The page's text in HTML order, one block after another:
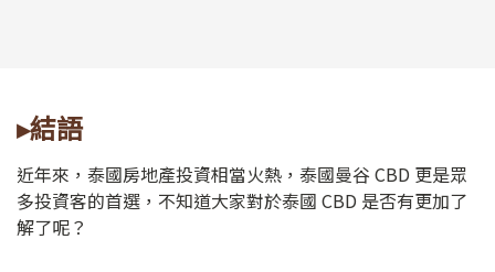
▸結語
近年來，泰國房地產投資相當火熱，泰國曼谷 CBD 更是眾
多投資客的首選，不知道大家對於泰國 CBD 是否有更加了
解了呢？